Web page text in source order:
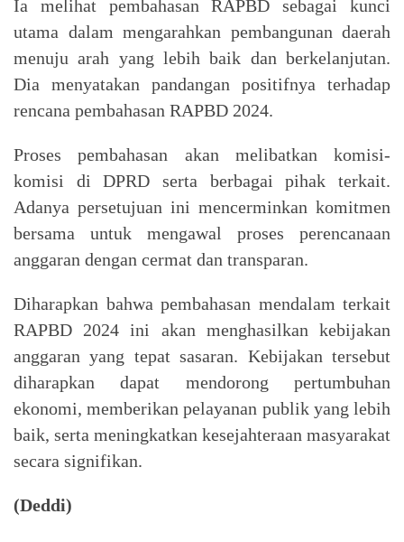
Ia melihat pembahasan RAPBD sebagai kunci
utama dalam mengarahkan pembangunan daerah
menuju arah yang lebih baik dan berkelanjutan.
Dia menyatakan pandangan positifnya terhadap
rencana pembahasan RAPBD 2024.
Proses pembahasan akan melibatkan komisi-
komisi di DPRD serta berbagai pihak terkait.
Adanya persetujuan ini mencerminkan komitmen
bersama untuk mengawal proses perencanaan
anggaran dengan cermat dan transparan.
Diharapkan bahwa pembahasan mendalam terkait
RAPBD 2024 ini akan menghasilkan kebijakan
anggaran yang tepat sasaran. Kebijakan tersebut
diharapkan dapat mendorong pertumbuhan
ekonomi, memberikan pelayanan publik yang lebih
baik, serta meningkatkan kesejahteraan masyarakat
secara signifikan.
(Deddi)